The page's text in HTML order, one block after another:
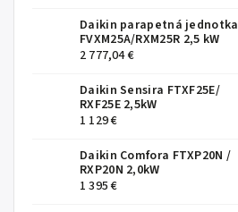
Daikin parapetná jednotka
FVXM25A/RXM25R 2,5 kW
2 777,04 €
Daikin Sensira FTXF25E/
RXF25E 2,5kW
1 129 €
Daikin Comfora FTXP20N /
RXP20N 2,0kW
1 395 €